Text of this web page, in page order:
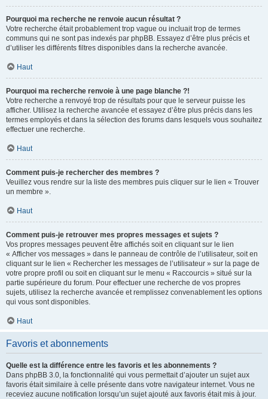
Pourquoi ma recherche ne renvoie aucun résultat ?
Votre recherche était probablement trop vague ou incluait trop de termes
communs qui ne sont pas indexés par phpBB. Essayez d’être plus précis et
d’utiliser les différents filtres disponibles dans la recherche avancée.
Haut
Pourquoi ma recherche renvoie à une page blanche ?!
Votre recherche a renvoyé trop de résultats pour que le serveur puisse les
afficher. Utilisez la recherche avancée et essayez d’être plus précis dans les
termes employés et dans la sélection des forums dans lesquels vous souhaitez
effectuer une recherche.
Haut
Comment puis-je rechercher des membres ?
Veuillez vous rendre sur la liste des membres puis cliquer sur le lien « Trouver
un membre ».
Haut
Comment puis-je retrouver mes propres messages et sujets ?
Vos propres messages peuvent être affichés soit en cliquant sur le lien
« Afficher vos messages » dans le panneau de contrôle de l’utilisateur, soit en
cliquant sur le lien « Rechercher les messages de l’utilisateur » sur la page de
votre propre profil ou soit en cliquant sur le menu « Raccourcis » situé sur la
partie supérieure du forum. Pour effectuer une recherche de vos propres
sujets, utilisez la recherche avancée et remplissez convenablement les options
qui vous sont disponibles.
Haut
Favoris et abonnements
Quelle est la différence entre les favoris et les abonnements ?
Dans phpBB 3.0, la fonctionnalité qui vous permettait d’ajouter un sujet aux
favoris était similaire à celle présente dans votre navigateur internet. Vous ne
receviez aucune notification lorsqu’un sujet ajouté aux favoris était mis à jour.